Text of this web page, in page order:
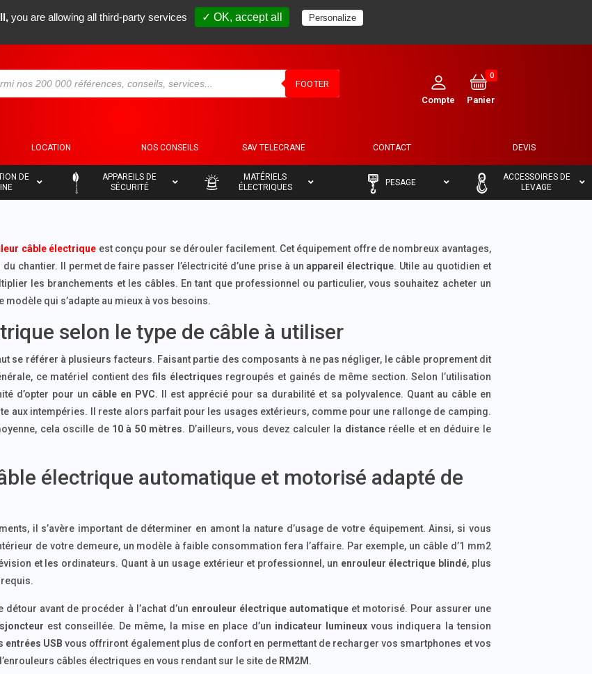
04 78 34 18 80 contact@rm2m.fr
FOOTER
0
LOCATION
– NOS CONSEILS SAV TELECRANE
– CONTACT
– DEVIS
–
DE
APPAREILS DE
SÉCURITÉ
MATÉRIELS
ÉLECTRIQUES
PESAGE
ACCESSOIRES DE
LEVAGE
câble électrique est conçu pour se dérouler facilement. Cet équipement offre de nombreux avantages,
chantier. Il permet de faire passer l’électricité d’une prise à unappareil électrique. Utile au quotidien et
les branchements et les câbles. En tant que professionnel ou particulier, vous souhaitez acheter un
modèle qui s’adapte au mieux à vos besoins.
selon le type de câble à utiliser
se référer à plusieurs facteurs. Faisant partie des composants à ne pas négliger, le câble proprement dit
ce matériel contient desfils électriques regroupés et gainés de même section. Selon l’utilisation
d’opter pour un câble en PVC. Il est apprécié pour sa durabilité et sa polyvalence. Quant au câble en
aux intempéries. Il reste alors parfait pour les usages extérieurs, comme pour une rallonge de camping.
cela oscille de 10 à 50 mètres. D’ailleurs, vous devez calculer la distanceréelle et en déduire le
électrique automatique et motorisé adapté de
il s’avère important de déterminer en amont la nature d’usage de votre équipement. Ainsi, si vous
de votre demeure, un modèle à faible consommation fera l’affaire. Par exemple, un câble d’1 mm2
et les ordinateurs. Quant à un usage extérieur et professionnel, un enrouleur électrique blindé, plus
avant de procéder à l’achat d’un enrouleur électrique automatiqueet motorisé. Pour assurer une
est conseillée. De même, la mise en place d’un indicateur lumineuxvous indiquera la tension
entrées USB vous offriront également plus de confort en permettant de recharger vos smartphones et vos
câbles électriques en vous rendant sur le site de RM2M .
you are allowing all third-party services ✓ OK, accept all Personalize